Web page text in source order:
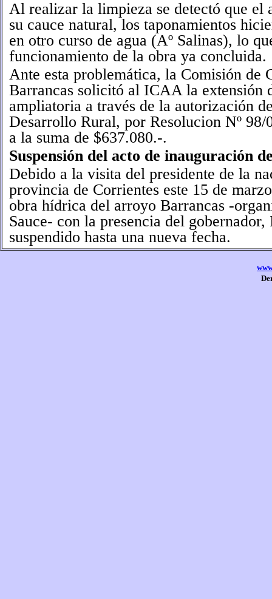
Al realizar la limpieza se detectó que el
su cauce natural, los taponamientos
en otro curso de agua (Aº Salinas), lo
funcionamiento de la obra ya concluida.
Ante esta problemática, la Comisión de
Barrancas solicitó al ICAA la extensión
ampliatoria a través de la autorización
Desarrollo Rural, por Resolucion Nº
a la suma de $637.080.-.
Suspensión del acto de inauguración
Debido a la visita del presidente de la
provincia de Corrientes este 15 de
obra hídrica del arroyo Barrancas -
Sauce- con la presencia del
suspendido hasta una nueva fecha.